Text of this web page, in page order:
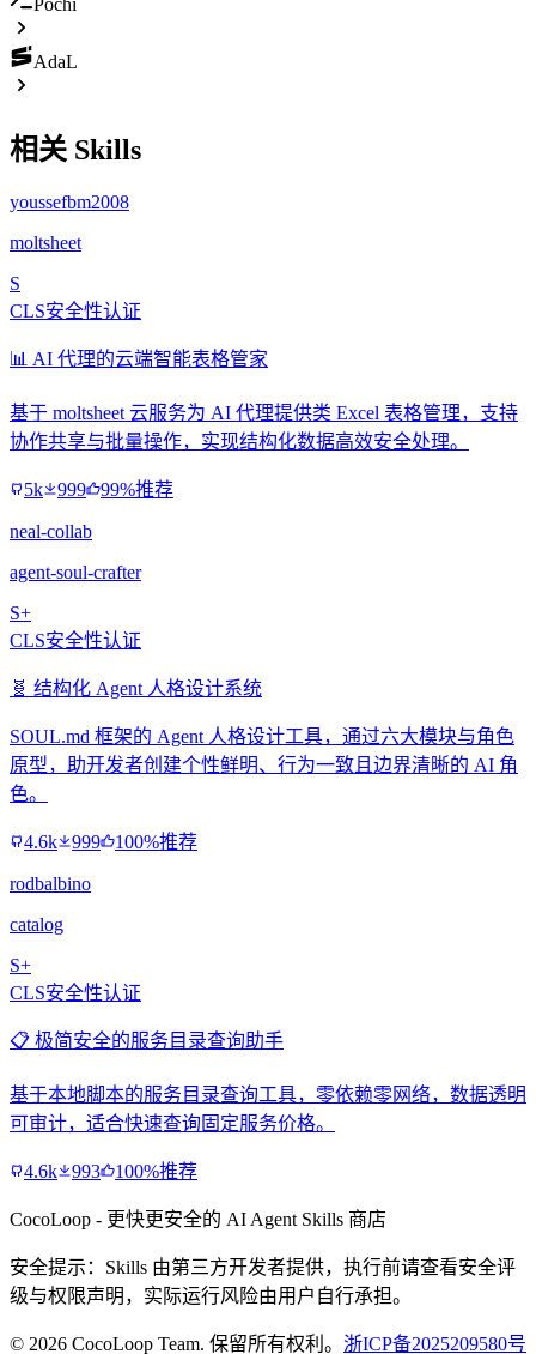
Pochi
AdaL
相关 Skills
youssefbm2008
moltsheet
S
CLS安全性认证
📊 AI 代理的云端智能表格管家
基于 moltsheet 云服务为 AI 代理提供类 Excel 表格管理，支持
协作共享与批量操作，实现结构化数据高效安全处理。
5k 999 99%推荐
neal-collab
agent-soul-crafter
S+
CLS安全性认证
🧬 结构化 Agent 人格设计系统
SOUL.md 框架的 Agent 人格设计工具，通过六大模块与角色
原型，助开发者创建个性鲜明、行为一致且边界清晰的 AI 角
色。
4.6k 999 100%推荐
rodbalbino
catalog
S+
CLS安全性认证
📋 极简安全的服务目录查询助手
基于本地脚本的服务目录查询工具，零依赖零网络，数据透明
可审计，适合快速查询固定服务价格。
4.6k 993 100%推荐
CocoLoop - 更快更安全的 AI Agent Skills 商店
安全提示：Skills 由第三方开发者提供，执行前请查看安全评
级与权限声明，实际运行风险由用户自行承担。
© 2026 CocoLoop Team. 保留所有权利。 浙ICP备2025209580号